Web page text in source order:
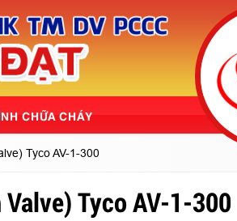
CHỮA CHÁY
Tyco AV-1-300
Tyco AV-1-300